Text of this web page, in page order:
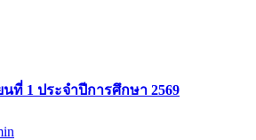
ที่ 1 ประจำปีการศึกษา 2569